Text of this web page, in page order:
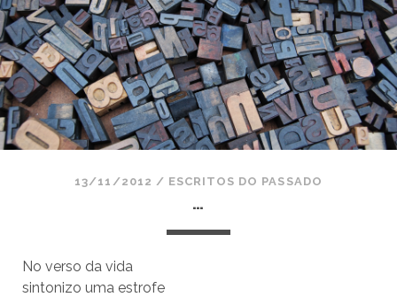
13/11/2012 / ESCRITOS DO PASSADO
…
No verso da vida
sintonizo uma estrofe